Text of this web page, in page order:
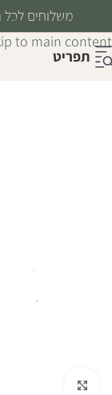
Skip to navigation
to main content
משלוחים לכל
תפריט